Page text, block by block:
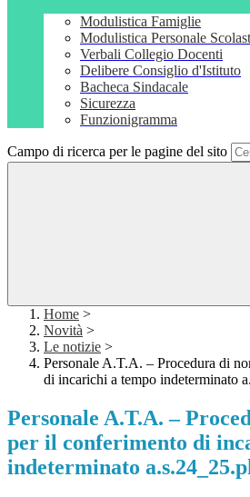
Modulistica Famiglie
Modulistica Personale
Verbali Collegio Docenti
Delibere Consiglio d'Istituto
Bacheca Sindacale
Sicurezza
Funzionigramma
Campo di ricerca per le pagine del sito
Home >
Novità >
Le notizie >
Personale A.T.A. – Procedura di
di incarichi a tempo indeterminato
Personale A.T.A. –
per il conferimento di
indeterminato